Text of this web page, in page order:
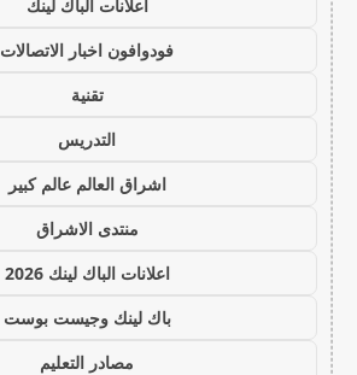
اعلانات الباك لينك
فودوافون اخبار الاتصالات
تقنية
التدريس
اشراق العالم عالم كبير
منتدى الاشراق
اعلانات الباك لينك 2026
باك لينك وجيست بوست
مصادر التعليم